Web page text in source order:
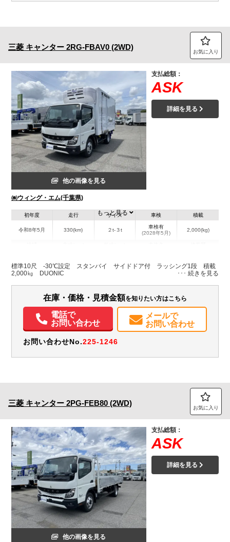
三菱 キャンター 2RG-FBAV0 (2WD) お気に入り
他の画像を見る
㈱ウィング・エム(千葉県)
支払総額：
ASK
詳細を見る
初年度
令和8年5月
走行
330(km)
サイズ
２t-３t
車検
車検有
(2028年5月)
積載
2,000(kg)
千葉県
W:1,670
H:1,760
W:1,870
H:2,810
無
装備情報
電動格納ミラー
ETC
取扱説明書（一部含む）
メンテナンスノート（保証書）
もっと見る
標準10尺 -30℃設定 スタンバイ サイドドア付 ラッシング1段 積載
2,000㎏ DUONIC
在庫・価格・見積金額を知りたい方はこちら
電話で
お問い合わせ
メールで
お問い合わせ
お問い合わせNo.225-1246
三菱 キャンター 2PG-FEB80 (2WD) お気に入り
他の画像を見る
支払総額：
ASK
詳細を見る